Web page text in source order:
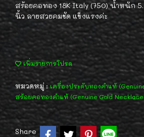
สร้อยคอทอง 18K Italy (750) น้ำหนัก
นิ้ว ลายสวยคมชัด แข็งแรงค่ะ
เพิ่มรายการโปรด
หมวดหมู่ :เครื่องประดับทองคำแท้
สร้อยคอทองคำแท้ (Genuine Gold
Share